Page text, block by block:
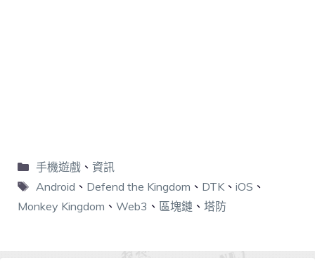
手機遊戲、 資訊
Android 、 Defend the Kingdom 、 DTK、 iOS 、
Monkey Kingdom 、 Web3 、 區塊鏈 、 塔防